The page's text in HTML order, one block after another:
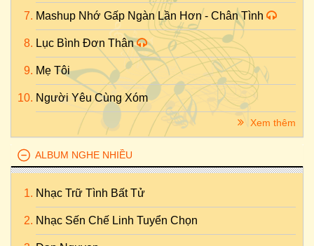
Mashup Nhớ Gấp Ngàn Lần Hơn - Chân Tình
Lục Bình Đơn Thân
Mẹ Tôi
Người Yêu Cùng Xóm
Xem thêm
ALBUM NGHE NHIỀU
Nhạc Trữ Tình Bất Tử
Nhạc Sến Chế Linh Tuyển Chọn